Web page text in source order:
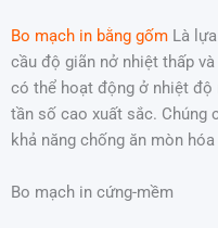
Bo mạch in bằng gốm Là
cầu độ giãn nở nhiệt thấp
có thể hoạt động ở nhiệt độ
tần số cao xuất sắc. Chúng
khả năng chống ăn mòn
Bo mạch in cứng-mềm